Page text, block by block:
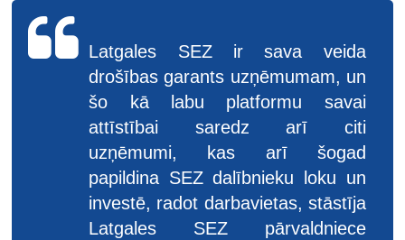
Latgales SEZ ir sava veida
drošības garants uzņēmumam, un
šo kā labu platformu savai
attīstībai saredz arī citi
uzņēmumi, kas arī šogad
papildina SEZ dalībnieku loku un
investē, radot darbavietas, stāstīja
Latgales SEZ pārvaldniece